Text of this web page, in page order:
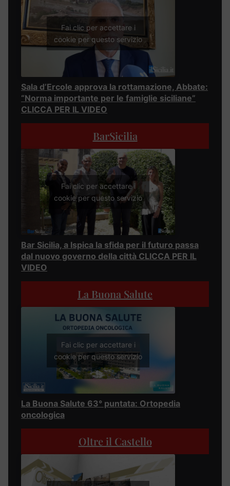
Fai clic per accettare i
cookie per questo servizio
Sala d’Ercole approva la rottamazione, Abbate:
“Norma importante per le famiglie siciliane”
CLICCA PER IL VIDEO
BarSicilia
Fai clic per accettare i
cookie per questo servizio
Bar Sicilia, a Ispica la sfida per il futuro passa
dal nuovo governo della città CLICCA PER IL
VIDEO
La Buona Salute
Fai clic per accettare i
cookie per questo servizio
La Buona Salute 63° puntata: Ortopedia
oncologica
Oltre il Castello